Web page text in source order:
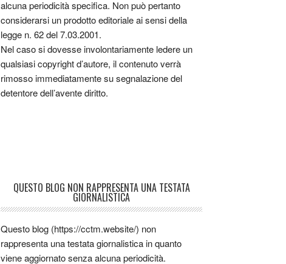
alcuna periodicità specifica. Non può pertanto
considerarsi un prodotto editoriale ai sensi della
legge n. 62 del 7.03.2001.
Nel caso si dovesse involontariamente ledere un
qualsiasi copyright d’autore, il contenuto verrà
rimosso immediatamente su segnalazione del
detentore dell’avente diritto.
QUESTO BLOG NON RAPPRESENTA UNA TESTATA
GIORNALISTICA
Questo blog (https://cctm.website/) non
rappresenta una testata giornalistica in quanto
viene aggiornato senza alcuna periodicità.